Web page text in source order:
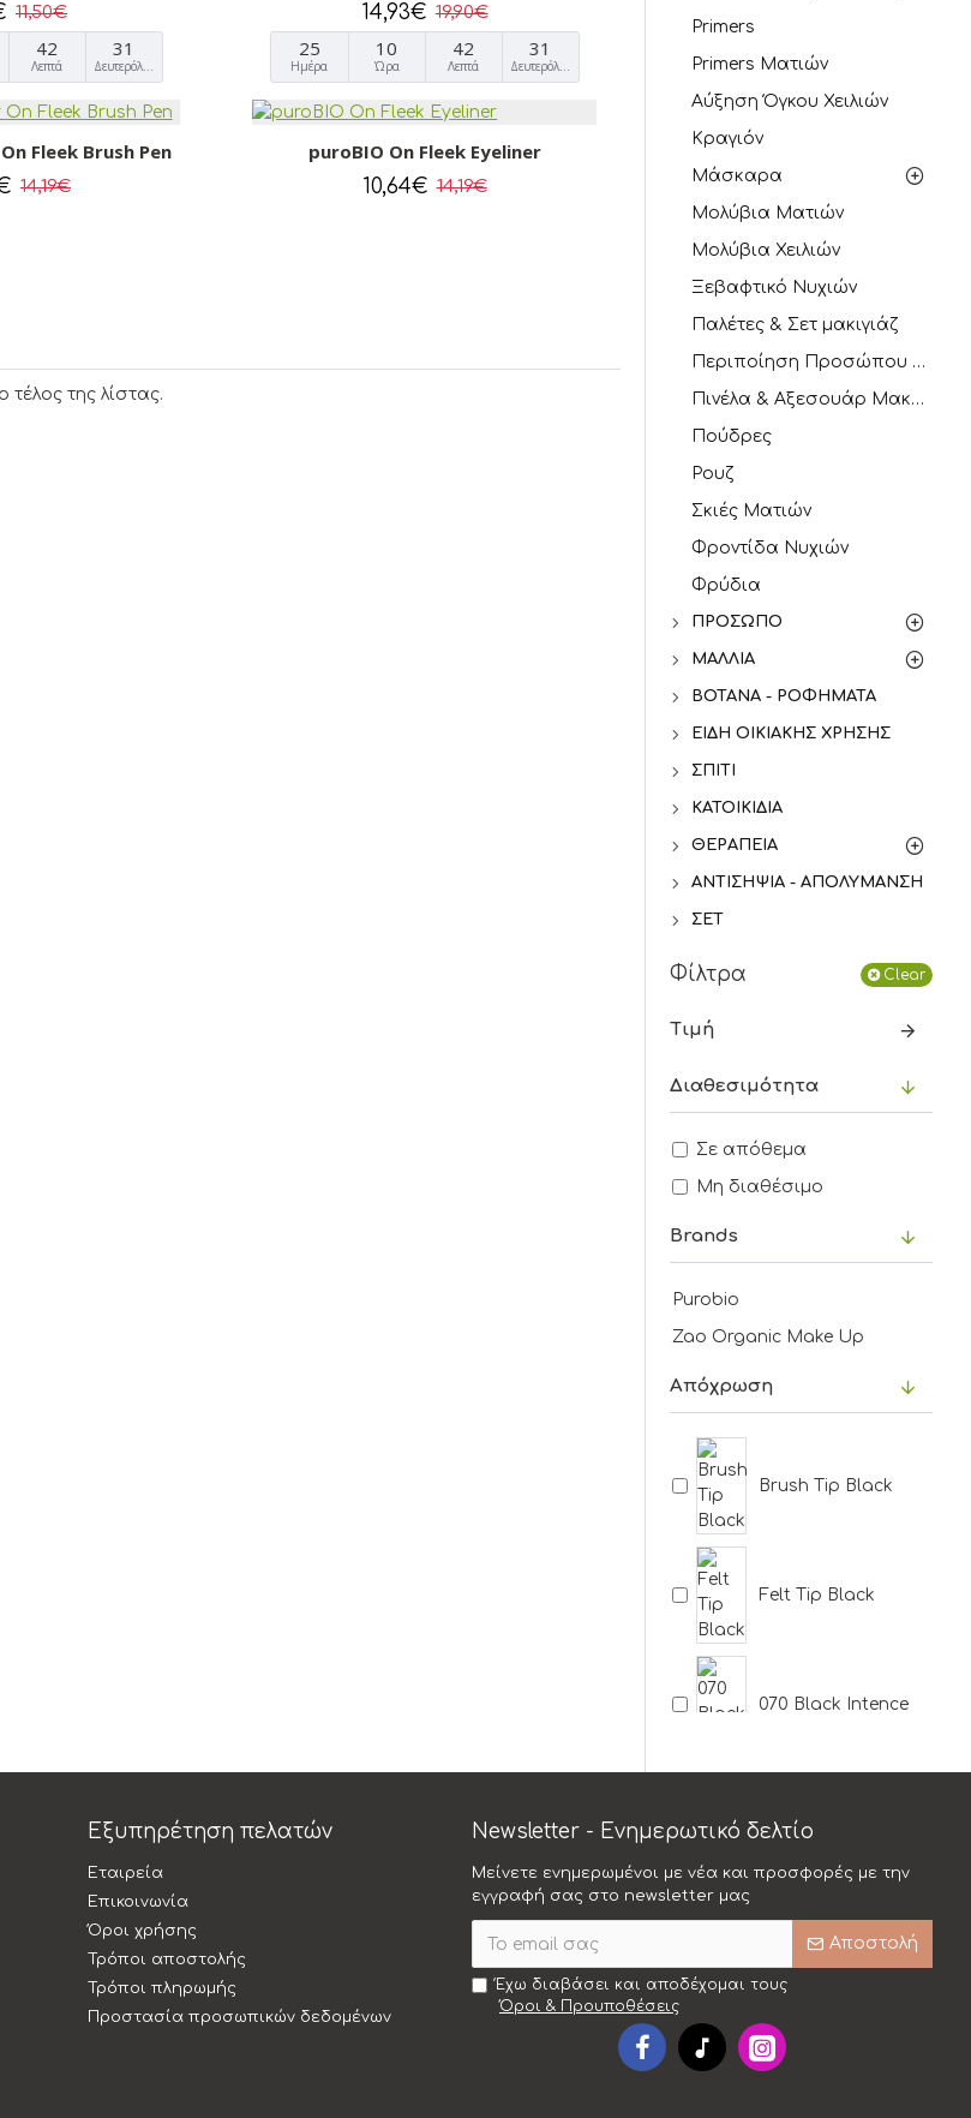
11,50€ 14,93€ 19,90€
42
Λεπτά
30
Δευτερόλεπτα
Fleek Brush Pen
14,19€
25
Ημέρα
10
Ώρα
42
Λεπτά
30
Δευτερόλεπτα
puroBIO On Fleek Eyeliner
10,64€ 14,19€
τέλος της λίστας.
Primers
Primers Ματιών
Αύξηση Όγκου Χειλιών
Κραγιόν
Μάσκαρα
Μολύβια Ματιών
Μολύβια Χειλιών
Ξεβαφτικό Νυχιών
Παλέτες & Σετ μακιγιάζ
Περιποίηση Προσώπου Σώματος
Πινέλα & Αξεσουάρ Μακιγιάζ
Πούδρες
Ρουζ
Σκιές Ματιών
Φροντίδα Νυχιών
Φρύδια
ΠΡΌΣΩΠΟ
ΜΑΛΛΙΆ
ΒΌΤΑΝΑ - ΡΟΦΉΜΑΤΑ
ΕΊΔΗ ΟΙΚΙΑΚΉΣ ΧΡΉΣΗΣ
ΣΠΊΤΙ
ΚΑΤΟΙΚΊΔΙΑ
ΘΕΡΑΠΕΊΑ
ΑΝΤΙΣΗΨΊΑ - ΑΠΟΛΎΜΑΝΣΗ
ΣΕΤ
Φίλτρα Clear
Τιμή
Brands
Purobio
Zao Organic Make Up
Aπόχρωση
Brush Tip Black
Felt Tip Black
070 Black Intence
074 Plum
Διαθεσιμότητα
Σε απόθεμα
Μη διαθέσιμο
Εξυπηρέτηση πελατών
Εταιρεία
Επικοινωνία
Όροι χρήσης
Τρόποι αποστολής
Τρόποι πληρωμής
Προστασία προσωπικών δεδομένων
Newsletter - Ενημερωτικό δελτίο
Μείνετε ενημερωμένοι με νέα και προσφορές με την
εγγραφή σας στο newsletter μας
Αποστολή
Έχω διαβάσει και αποδέχομαι τους
Όροι & Προυποθέσεις